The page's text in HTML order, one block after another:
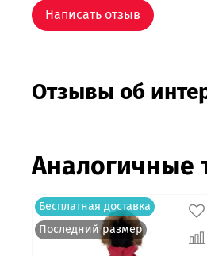
Написать отзыв
Отзывы об
Аналогичные
Бесплатная доставка
Последний размер